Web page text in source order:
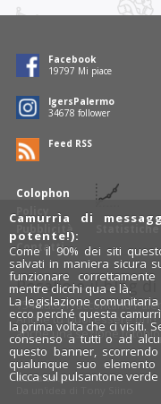
Colophon
Policy
Pubblicità
Contatti
Facebook
19797 Mi piace
IgersPalermo
34678 follower
Feed RSS
Rosalio è il blog di
754 autoriraccontano
Anche tu puoi essere uno
anche una sezione
Rosalio.it
Camurrìa di
potente!):
Come il 90% dei siti
salvati in maniera sicura
funzionare
mentre clicchi qua e là.
La legislazione
ecco perché questa
la prima volta che ci visiti.
consenso a tutti o ad
questo banner,
qualunque suo
Clicca sul pulsantone